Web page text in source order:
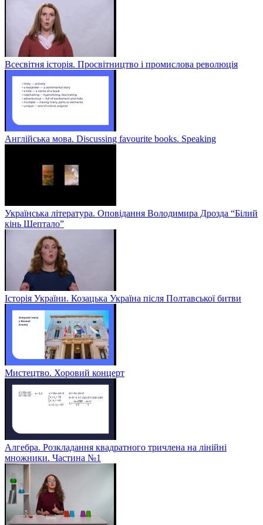
Всесвітня історія. Просвітництво і промислова революція
Англійська мова. Discussing favourite books. Speaking
Українська література. Оповідання Володимира Дрозда “Білий
кінь Шептало”
Історія України. Козацька Україна після Полтавської битви
Мистецтво. Хоровий концерт
Алгебра. Розкладання квадратного тричлена на лінійні
множники. Частина №1